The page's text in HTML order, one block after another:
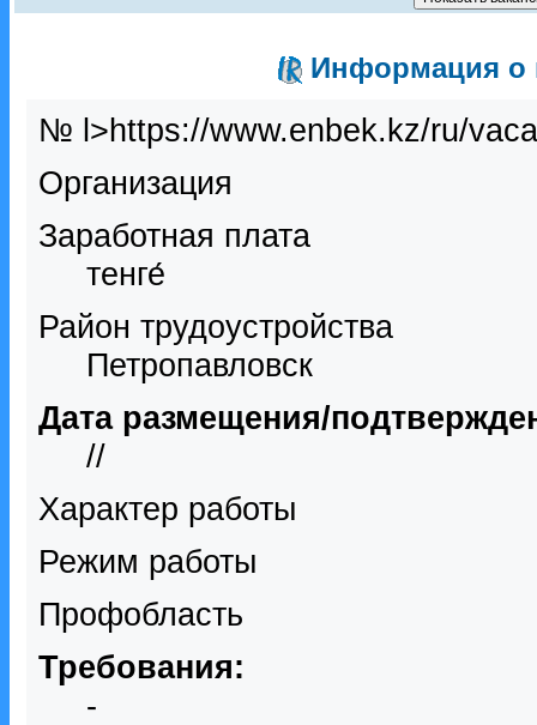
Информация о
№ l>https://www.enbek.kz/ru/
Организация
Заработная плата
тенге́
Район трудоустройства
Петропавловск
Дата размещения/
//
Характер работы
Режим работы
Профобласть
Требования:
-